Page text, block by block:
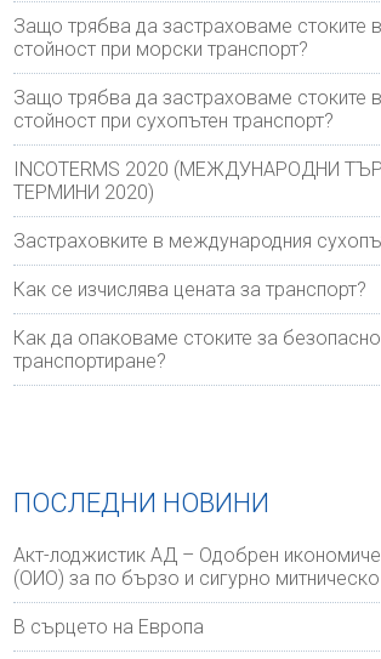
Защо трябва да застраховаме стоките
стойност при морски транспорт?
Защо трябва да застраховаме стоките
стойност при сухопътен транспорт?
INCOTERMS 2020 (МЕЖДУНАРОДНИ
ТЕРМИНИ 2020)
Застраховките в международния
Как се изчислява цената за транспорт?
Как да опаковаме стоките за безопасно
транспортиране?
ПОСЛЕДНИ НОВИНИ
Акт-лоджистик АД – Одобрен
(ОИО) за по бързо и сигурно
В сърцето на Европа